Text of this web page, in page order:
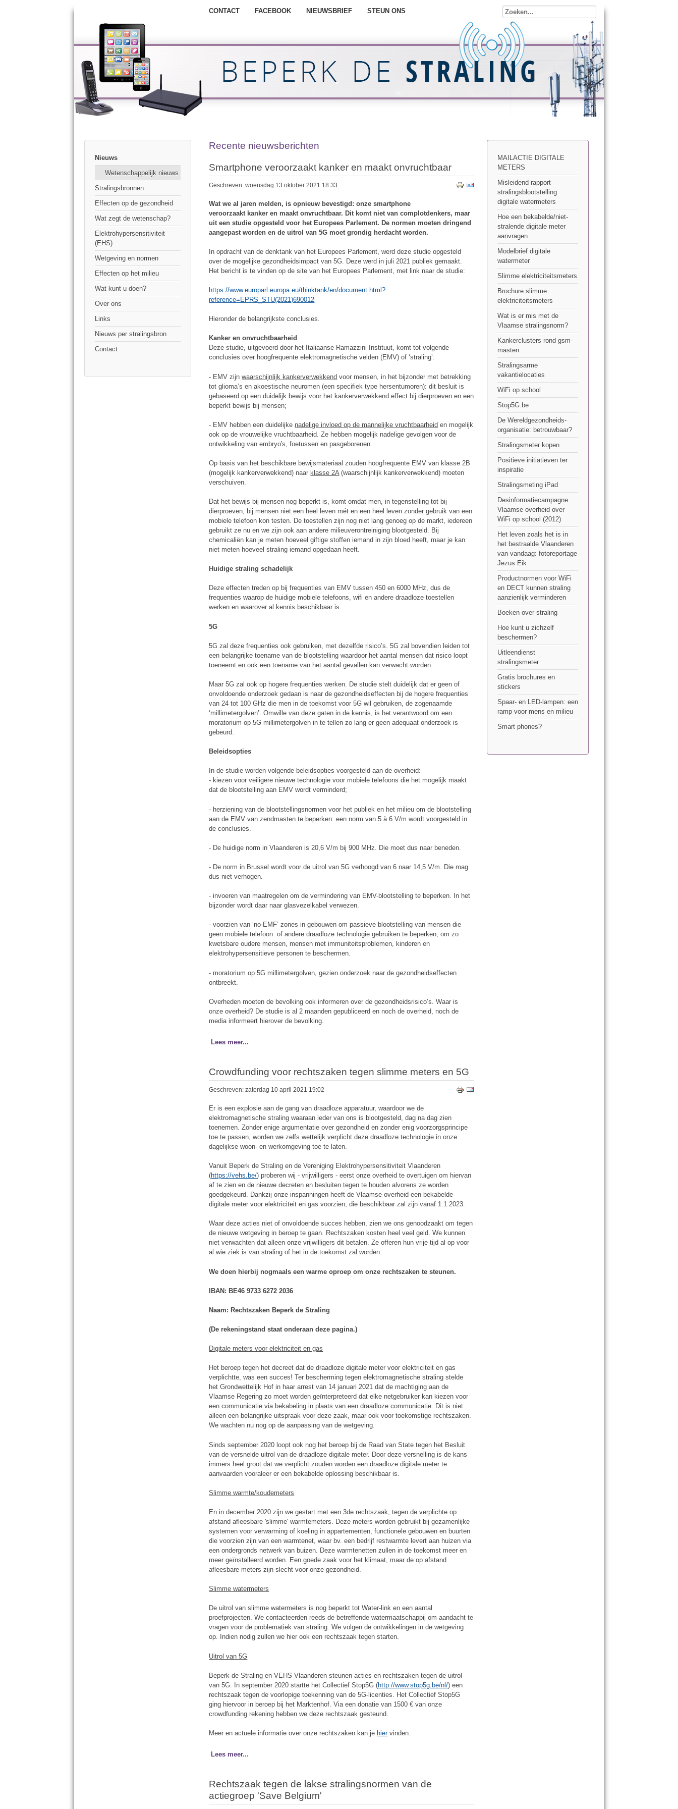
CONTACT FACEBOOK NIEUWSBRIEF STEUN ONS
Nieuws
Wetenschappelijk nieuws
Stralingsbronnen
Effecten op de gezondheid
Wat zegt de wetenschap?
Elektrohypersensitiviteit
(EHS)
Wetgeving en normen
Effecten op het milieu
Wat kunt u doen?
Over ons
Links
Nieuws per stralingsbron
Contact
Recente nieuwsberichten
Smartphone veroorzaakt kanker en maakt onvruchtbaar
Geschreven: woensdag 13 oktober 2021 18:33
Wat we al jaren melden, is opnieuw bevestigd: onze smartphone
veroorzaakt kanker en maakt onvruchtbaar. Dit komt niet van complotdenkers, maar
uit een studie opgesteld voor het Europees Parlement. De normen moeten dringend
aangepast worden en de uitrol van 5G moet grondig herdacht worden.
In opdracht van de denktank van het Europees Parlement, werd deze studie opgesteld
over de mogelijke gezondheidsimpact van 5G. Deze werd in juli 2021 publiek gemaakt.
Het bericht is te vinden op de site van het Europees Parlement, met link naar de studie:
https://www.europarl.europa.eu/thinktank/en/document.html?
reference=EPRS_STU(2021)690012
Hieronder de belangrijkste conclusies.
Kanker en onvruchtbaarheid
Deze studie, uitgevoerd door het Italiaanse Ramazzini Instituut, komt tot volgende
conclusies over hoogfrequente elektromagnetische velden (EMV) of ‘straling’:
- EMV zijnwaarschijnlijk kankerverwekkend voor mensen, in het bijzonder met betrekking
tot glioma’s en akoestische neuromen (een specifiek type hersentumoren): dit besluit is
gebaseerd op een duidelijk bewijs voor het kankerverwekkend effect bij dierproeven en een
beperkt bewijs bij mensen;
- EMV hebben een duidelijke nadelige invloed op de mannelijke vruchtbaarheid en mogelijk
ook op de vrouwelijke vruchtbaarheid. Ze hebben mogelijk nadelige gevolgen voor de
ontwikkeling van embryo's, foetussen en pasgeborenen.
Op basis van het beschikbare bewijsmateriaal zouden hoogfrequente EMV van klasse 2B
(mogelijk kankerverwekkend) naar klasse 2A (waarschijnlijk kankerverwekkend) moeten
verschuiven.
Dat het bewijs bij mensen nog beperkt is, komt omdat men, in tegenstelling tot bij
dierproeven, bij mensen niet een heel leven mét en een heel leven zonder gebruik van een
mobiele telefoon kon testen. De toestellen zijn nog niet lang genoeg op de markt, iedereen
gebruikt ze nu en we zijn ook aan andere milieuverontreiniging blootgesteld. Bij
chemicaliën kan je meten hoeveel giftige stoffen iemand in zijn bloed heeft, maar je kan
niet meten hoeveel straling iemand opgedaan heeft.
Huidige straling schadelijk
Deze effecten treden op bij frequenties van EMV tussen 450 en 6000 MHz, dus de
frequenties waarop de huidige mobiele telefoons, wifi en andere draadloze toestellen
werken en waarover al kennis beschikbaar is.
5G
5G zal deze frequenties ook gebruiken, met dezelfde risico’s. 5G zal bovendien leiden tot
een belangrijke toename van de blootstelling waardoor het aantal mensen dat risico loopt
toeneemt en ook een toename van het aantal gevallen kan verwacht worden.
Maar 5G zal ook op hogere frequenties werken. De studie stelt duidelijk dat er geen of
onvoldoende onderzoek gedaan is naar de gezondheidseffecten bij de hogere frequenties
van 24 tot 100 GHz die men in de toekomst voor 5G wil gebruiken, de zogenaamde
‘millimetergolven’. Omwille van deze gaten in de kennis, is het verantwoord om een
moratorium op 5G millimetergolven in te tellen zo lang er geen adequaat onderzoek is
gebeurd.
Beleidsopties
In de studie worden volgende beleidsopties voorgesteld aan de overheid:
- kiezen voor veiligere nieuwe technologie voor mobiele telefoons die het mogelijk maakt
dat de blootstelling aan EMV wordt verminderd;
- herziening van de blootstellingsnormen voor het publiek en het milieu om de blootstelling
aan de EMV van zendmasten te beperken: een norm van 5 à 6 V/m wordt voorgesteld in
de conclusies.
- De huidige norm in Vlaanderen is 20,6 V/m bij 900 MHz. Die moet dus naar beneden.
- De norm in Brussel wordt voor de uitrol van 5G verhoogd van 6 naar 14,5 V/m. Die mag
dus niet verhogen.
- invoeren van maatregelen om de vermindering van EMV-blootstelling te beperken. In het
bijzonder wordt daar naar glasvezelkabel verwezen.
- voorzien van ‘no-EMF’ zones in gebouwen om passieve blootstelling van mensen die
geen mobiele telefoon of andere draadloze technologie gebruiken te beperken; om zo
kwetsbare oudere mensen, mensen met immuniteitsproblemen, kinderen en
elektrohypersensitieve personen te beschermen.
- moratorium op 5G millimetergolven, gezien onderzoek naar de gezondheidseffecten
ontbreekt.
Overheden moeten de bevolking ook informeren over de gezondheidsrisico’s. Waar is
onze overheid? De studie is al 2 maanden gepubliceerd en noch de overheid, noch de
media informeert hierover de bevolking.
Lees meer...
Crowdfunding voor rechtszaken tegen slimme meters en 5G
Geschreven: zaterdag 10 april 2021 19:02
Er is een explosie aan de gang van draadloze apparatuur, waardoor we de
elektromagnetische straling waaraan ieder van ons is blootgesteld, dag na dag zien
toenemen. Zonder enige argumentatie over gezondheid en zonder enig voorzorgsprincipe
toe te passen, worden we zelfs wettelijk verplicht deze draadloze technologie in onze
dagelijkse woon- en werkomgeving toe te laten.
Vanuit Beperk de Straling en de Vereniging Elektrohypersensitiviteit Vlaanderen
(https://vehs.be/) proberen wij - vrijwilligers - eerst onze overheid te overtuigen om hiervan
af te zien en de nieuwe decreten en besluiten tegen te houden alvorens ze worden
goedgekeurd. Dankzij onze inspanningen heeft de Vlaamse overheid een bekabelde
digitale meter voor elektriciteit en gas voorzien, die beschikbaar zal zijn vanaf 1.1.2023.
Waar deze acties niet of onvoldoende succes hebben, zien we ons genoodzaakt om tegen
de nieuwe wetgeving in beroep te gaan. Rechtszaken kosten heel veel geld. We kunnen
niet verwachten dat alleen onze vrijwilligers dit betalen. Ze offeren hun vrije tijd al op voor
al wie ziek is van straling of het in de toekomst zal worden.
We doen hierbij nogmaals een warme oproep om onze rechtszaken te steunen.
IBAN: BE46 9733 6272 2036
Naam: Rechtszaken Beperk de Straling
(De rekeningstand staat onderaan deze pagina.)
Digitale meters voor elektriciteit en gas
Het beroep tegen het decreet dat de draadloze digitale meter voor elektriciteit en gas
verplichtte, was een succes! Ter bescherming tegen elektromagnetische straling stelde
het Grondwettelijk Hof in haar arrest van 14 januari 2021 dat de machtiging aan de
Vlaamse Regering zo moet worden geïnterpreteerd dat elke netgebruiker kan kiezen voor
een communicatie via bekabeling in plaats van een draadloze communicatie. Dit is niet
alleen een belangrijke uitspraak voor deze zaak, maar ook voor toekomstige rechtszaken.
We wachten nu nog op de aanpassing van de wetgeving.
Sinds september 2020 loopt ook nog het beroep bij de Raad van State tegen het Besluit
van de versnelde uitrol van de draadloze digitale meter. Door deze versnelling is de kans
immers heel groot dat we verplicht zouden worden een draadloze digitale meter te
aanvaarden vooraleer er een bekabelde oplossing beschikbaar is.
Slimme warmte/koudemeters
En in december 2020 zijn we gestart met een 3de rechtszaak, tegen de verplichte op
afstand afleesbare 'slimme' warmtemeters. Deze meters worden gebruikt bij gezamenlijke
systemen voor verwarming of koeling in appartementen, functionele gebouwen en buurten
die voorzien zijn van een warmtenet, waar bv. een bedrijf restwarmte levert aan huizen via
een ondergronds netwerk van buizen. Deze warmtenetten zullen in de toekomst meer en
meer geïnstalleerd worden. Een goede zaak voor het klimaat, maar de op afstand
afleesbare meters zijn slecht voor onze gezondheid.
Slimme watermeters
De uitrol van slimme watermeters is nog beperkt tot Water-link en een aantal
proefprojecten. We contacteerden reeds de betreffende watermaatschappij om aandacht te
vragen voor de problematiek van straling. We volgen de ontwikkelingen in de wetgeving
op. Indien nodig zullen we hier ook een rechtszaak tegen starten.
Uitrol van 5G
Beperk de Straling en VEHS Vlaanderen steunen acties en rechtszaken tegen de uitrol
van 5G. In september 2020 startte het Collectief Stop5G (http://www.stop5g.be/nl/) een
rechtszaak tegen de voorlopige toekenning van de 5G-licenties. Het Collectief Stop5G
ging hiervoor in beroep bij het Marktenhof. Via een donatie van 1500 € van onze
crowdfunding rekening hebben we deze rechtszaak gesteund.
Meer en actuele informatie over onze rechtszaken kan je hiervinden.
Lees meer...
Rechtszaak tegen de lakse stralingsnormen van de
actiegroep 'Save Belgium'
MAILACTIE DIGITALE
METERS
Misleidend rapport
stralingsblootstelling
digitale watermeters
Hoe een bekabelde/niet-
stralende digitale meter
aanvragen
Modelbrief digitale
watermeter
Slimme elektriciteitsmeters
Brochure slimme
elektriciteitsmeters
Wat is er mis met de
Vlaamse stralingsnorm?
Kankerclusters rond gsm-
masten
Stralingsarme
vakantielocaties
WiFi op school
Stop5G.be
De Wereldgezondheids-
organisatie: betrouwbaar?
Stralingsmeter kopen
Positieve initiatieven ter
inspiratie
Stralingsmeting iPad
Desinformatiecampagne
Vlaamse overheid over
WiFi op school (2012)
Het leven zoals het is in
het bestraalde Vlaanderen
van vandaag: fotoreportage
Jezus Eik
Productnormen voor WiFi
en DECT kunnen straling
aanzienlijk verminderen
Boeken over straling
Hoe kunt u zichzelf
beschermen?
Uitleendienst
stralingsmeter
Gratis brochures en
stickers
Spaar- en LED-lampen: een
ramp voor mens en milieu
Smart phones?